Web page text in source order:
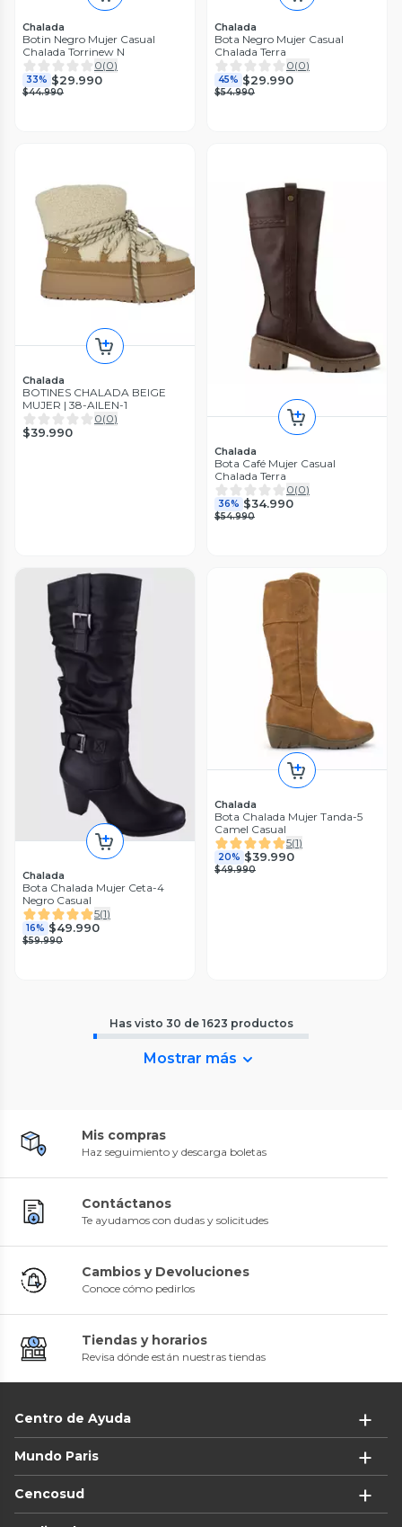
Chalada
Botin Negro Mujer Casual
Chalada Torrinew N
0(0)
33% $29.990
$44.990
Chalada
Bota Negro Mujer Casual
Chalada Terra
0(0)
45% $29.990
$54.990
Chalada
BOTINES CHALADA BEIGE
MUJER | 38-AILEN-1
0(0)
$39.990
Chalada
Bota Café Mujer Casual
Chalada Terra
0(0)
36% $34.990
$54.990
Chalada
Bota Chalada Mujer Ceta-4
Negro Casual
5(1)
16% $49.990
$59.990
Chalada
Bota Chalada Mujer Tanda-5
Camel Casual
5(1)
20% $39.990
$49.990
Has visto 30 de 1623 productos
Mostrar más
Mis compras
Haz seguimiento y descarga boletas
Contáctanos
Te ayudamos con dudas y solicitudes
Cambios y Devoluciones
Conoce cómo pedirlos
Tiendas y horarios
Revisa dónde están nuestras tiendas
Centro de Ayuda
Mundo Paris
Cencosud